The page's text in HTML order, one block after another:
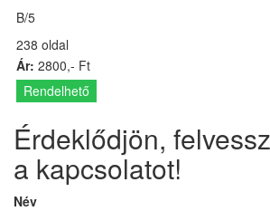
B/5
238 oldal
Ár: 2800,- Ft
Rendelhető
Érdeklődjön,
a kapcsolatot!
Név